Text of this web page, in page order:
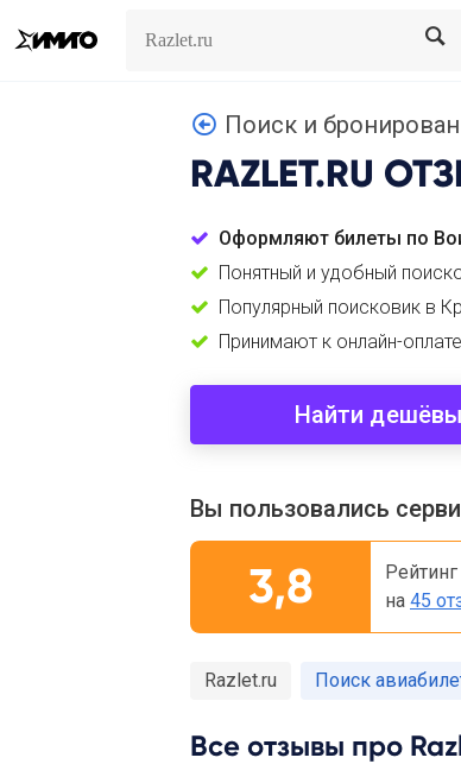
Search
Поиск и
RAZLET.RU
Оформляют билеты по
Понятный и удобный
Популярный поисковик в
Принимают к онлайн-
Найти
Вы пользовались
3,8
на 45
Razlet.ru Поиск
Все отзывы про